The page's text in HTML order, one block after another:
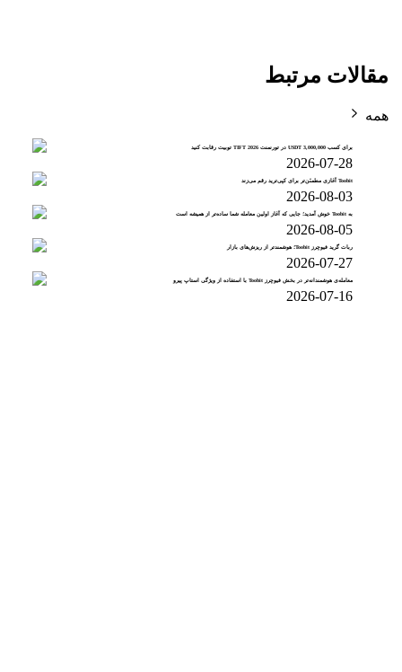
مقالات مرتبط
همه
برای کسب 3,000,000 USDT در تورنمنت TIFT 2026 تو‌بیت رقابت کنید
2026-07-28
Toobit آغازی مطمئن‌تر برای کپی‌ترید رقم می‌زند
2026-08-03
به Toobit خوش آمدید؛ جایی که آغاز اولین معامله شما ساده‌تر از همیشه است
2026-08-05
ربات گرید فیوچرز Toobit؛ هوشمندتر از ریزش‌های بازار
2026-07-27
معامله‌ی هوشمندانه‌تر در بخش فیوچرز Toobit با استفاده از ویژگی استاپ پیرو
2026-07-16